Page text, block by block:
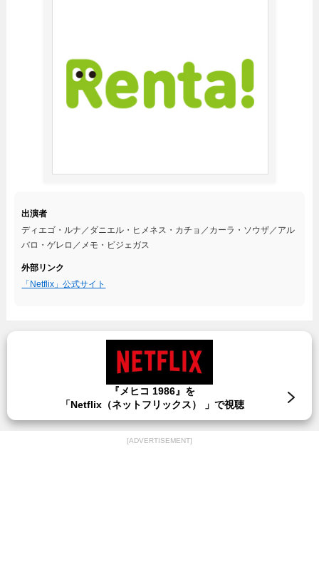
出演者
ディエゴ・ルナ／ダニエル・ヒメネス・カチョ／カーラ・ソウザ／アル
バロ・ゲレロ／メモ・ビジェガス
外部リンク
「Netflix」公式サイト
『メヒコ 1986』を
「Netflix（ネットフリックス） 」で視聴
[ADVERTISEMENT]